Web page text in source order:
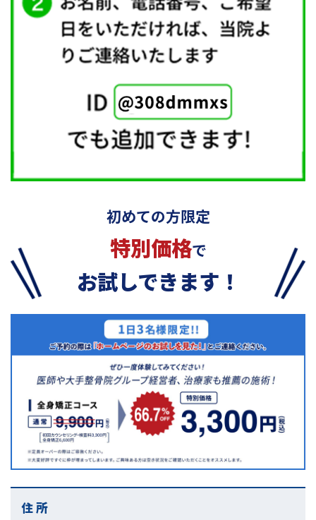
初めての方限定
特別価格で
お試しできます！
住 所